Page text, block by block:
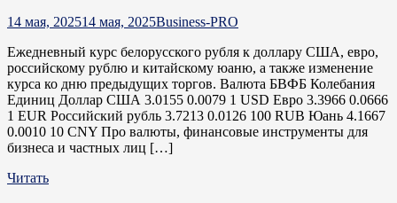
14 мая, 202514 мая, 2025Business-PRO
Ежедневный курс белорусского рубля к доллару США, евро,
российскому рублю и китайскому юаню, а также изменение
курса ко дню предыдущих торгов. Валюта БВФБ Колебания
Единиц Доллар США 3.0155 0.0079 1 USD Евро 3.3966 0.0666
1 EUR Российский рубль 3.7213 0.0126 100 RUB Юань 4.1667
0.0010 10 CNY Про валюты, финансовые инструменты для
бизнеса и частных лиц […]
Читать